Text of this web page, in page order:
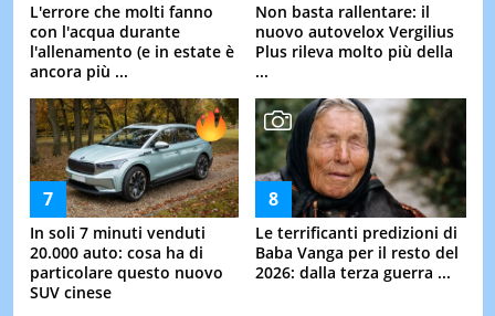
L'errore che molti fanno
con l'acqua durante
l'allenamento (e in estate è
ancora più ...
Non basta rallentare: il
nuovo autovelox Vergilius
Plus rileva molto più della
...
In soli 7 minuti venduti
20.000 auto: cosa ha di
particolare questo nuovo
SUV cinese
Le terrificanti predizioni di
Baba Vanga per il resto del
2026: dalla terza guerra ...